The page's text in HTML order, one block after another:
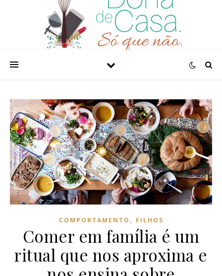
COMPORTAMENTO , FILHOS
Comer em família é um
ritual que nos aproxima e